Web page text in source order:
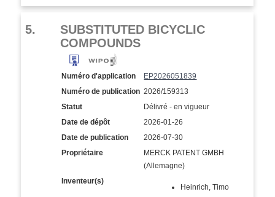
5.
SUBSTITUTED BICYCLIC
COMPOUNDS
Numéro d'application
EP2026051839
Numéro de publication 2026/159313
Statut
Délivré - en vigueur
Date de dépôt
2026-01-26
Date de publication
2026-07-30
Propriétaire
MERCK PATENT GMBH
(Allemagne)
Inventeur(s)
Heinrich, Timo